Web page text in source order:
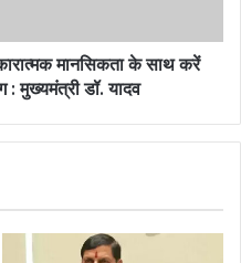
मानसिकता के साथ करें
: मुख्यमंत्री डॉ. यादव